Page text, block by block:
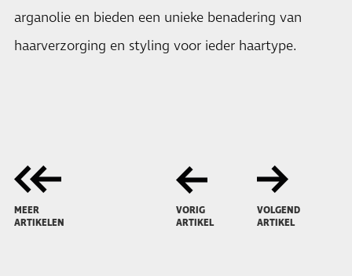
arganolie en bieden een unieke benadering van
haarverzorging en styling voor ieder haartype.
MEER
ARTIKELEN
VORIG
ARTIKEL
VOLGEND
ARTIKEL